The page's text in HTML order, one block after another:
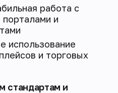
работа с
и
использование
и торговых
стандартам и